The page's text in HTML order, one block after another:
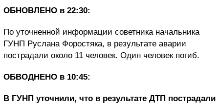
ОБНОВЛЕНО в 22:30:
По уточненной информации советника начальника
ГУНП Руслана Форостяка, в результате аварии
пострадали около 11 человек. Один человек погиб.
ОБВОДНЕНО в 10:45:
В ГУНП уточнили, что в результате ДТП пострадали